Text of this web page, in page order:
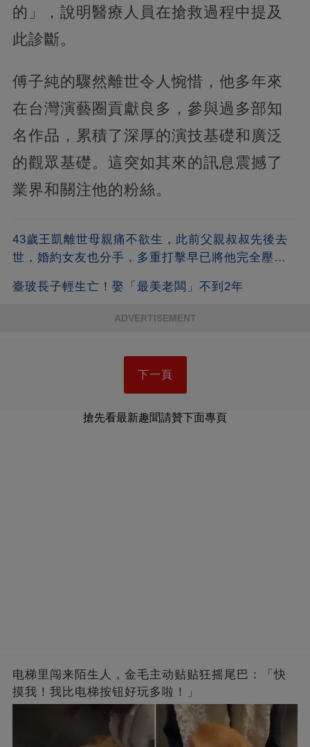
的」，說明醫療人員在搶救過程中提及
此診斷。
傅子純的驟然離世令人惋惜，他多年來
在台灣演藝圈貢獻良多，參與過多部知
名作品，累積了深厚的演技基礎和廣泛
的觀眾基礎。這突如其來的訊息震撼了
業界和關注他的粉絲。
43歲王凱離世母親痛不欲生，此前父親叔叔先後去
世，婚約女友也分手，多重打擊早已將他完全壓
臺玻長子輕生亡！娶「最美老闆」不到2年
ADVERTISEMENT
下一頁
搶先看最新趣聞請贊下面專頁
电梯里闯来陌生人，金毛主动贴贴狂摇尾巴：「快
摸我！我比电梯按钮好玩多啦！」